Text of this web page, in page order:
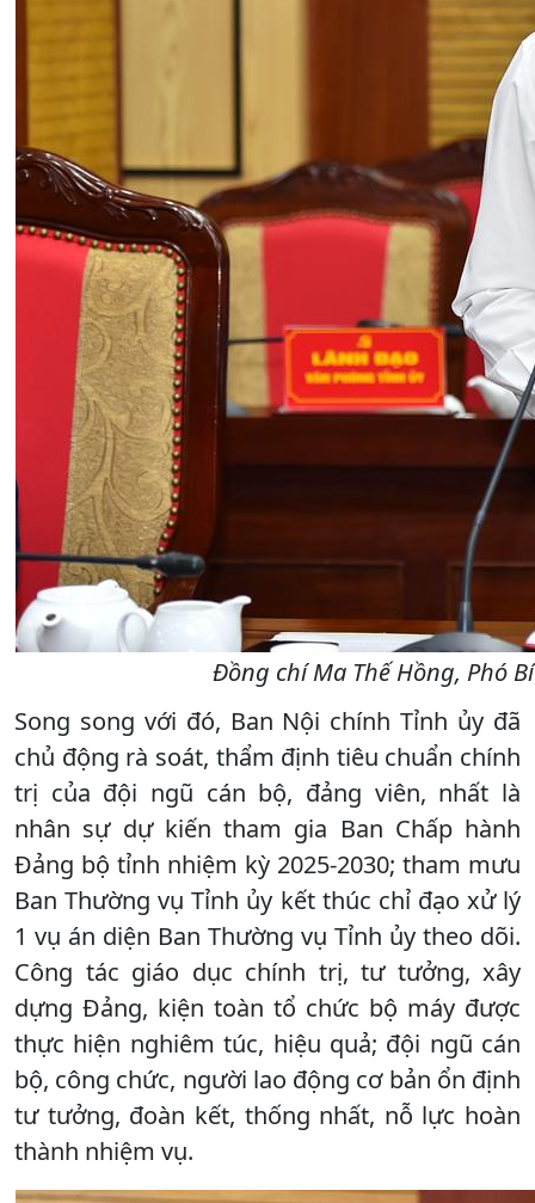
Đồng chí Ma Thế Hồng, Phó
Song song với đó, Ban Nội chính Tỉnh ủy đã
chủ động rà soát, thẩm định tiêu chuẩn chính
trị của đội ngũ cán bộ, đảng viên, nhất là
nhân sự dự kiến tham gia Ban Chấp hành
Đảng bộ tỉnh nhiệm kỳ 2025-2030; tham mưu
Ban Thường vụ Tỉnh ủy kết thúc chỉ đạo xử lý
1 vụ án diện Ban Thường vụ Tỉnh ủy theo dõi.
Công tác giáo dục chính trị, tư tưởng, xây
dựng Đảng, kiện toàn tổ chức bộ máy được
thực hiện nghiêm túc, hiệu quả; đội ngũ cán
bộ, công chức, người lao động cơ bản ổn định
tư tưởng, đoàn kết, thống nhất, nỗ lực hoàn
thành nhiệm vụ.